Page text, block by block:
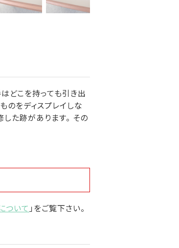
どこを持っても引き出
のをディスプレイしな
た跡があります。 その
ついて 」をご覧下さい。